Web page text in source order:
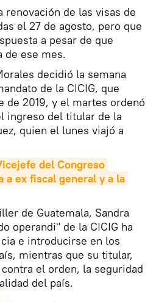
renovación de las visas de
el 27 de agosto, pero que
a pesar de que
de ese mes.
decidió la semana
de la CICIG, que
de 2019, y el martes ordenó
ingreso del titular de la
quien el lunes viajó a
del Congreso
a ex fiscal general y a la
de Guatemala, Sandra
operandi" de la CICIG ha
e introducirse en los
mientras que su titular,
el orden, la seguridad
del país.